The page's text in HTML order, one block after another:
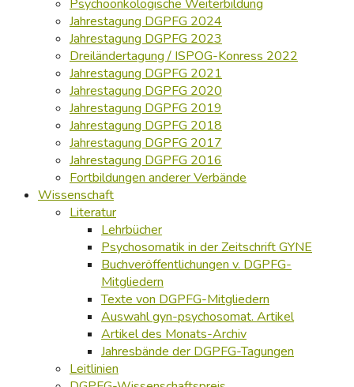
Psychoonkologische Weiterbildung
Jahrestagung DGPFG 2024
Jahrestagung DGPFG 2023
Dreiländertagung / ISPOG-Konress 2022
Jahrestagung DGPFG 2021
Jahrestagung DGPFG 2020
Jahrestagung DGPFG 2019
Jahrestagung DGPFG 2018
Jahrestagung DGPFG 2017
Jahrestagung DGPFG 2016
Fortbildungen anderer Verbände
Wissenschaft
Literatur
Lehrbücher
Psychosomatik in der Zeitschrift GYNE
Buchveröffentlichungen v. DGPFG-
Mitgliedern
Texte von DGPFG-Mitgliedern
Auswahl gyn-psychosomat. Artikel
Artikel des Monats-Archiv
Jahresbände der DGPFG-Tagungen
Leitlinien